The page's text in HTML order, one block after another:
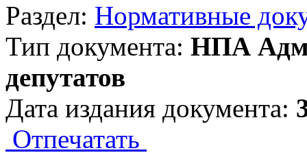
Раздел: Нормативные
Тип документа: НПА
депутатов
Дата издания документа:
Отпечатать